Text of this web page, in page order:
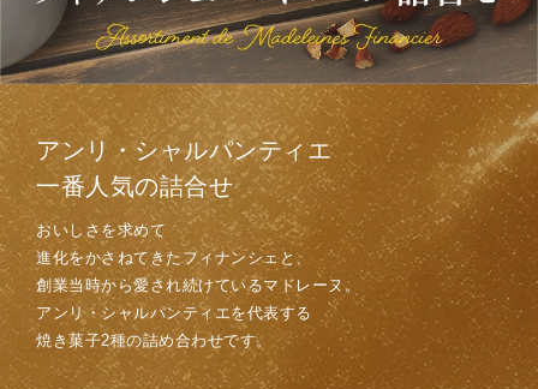
アンリ・シャルパンティエ
一番人気の詰合せ
おいしさを求めて
進化をかさねてきたフィナンシェと、
創業当時から愛され続けているマドレーヌ。
アンリ・シャルパンティエを代表する
焼き菓子2種の詰め合わせです。